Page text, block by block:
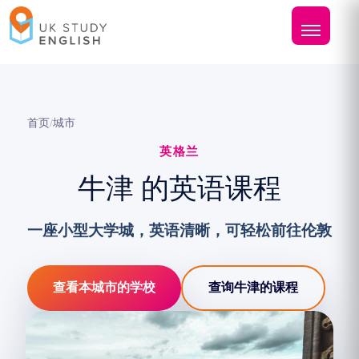
首页/城市
英格兰
牛津 的英语课程
一座小型大学城，英语清晰，可轻松前往伦敦
查看本城市的学校 查询牛津的课程